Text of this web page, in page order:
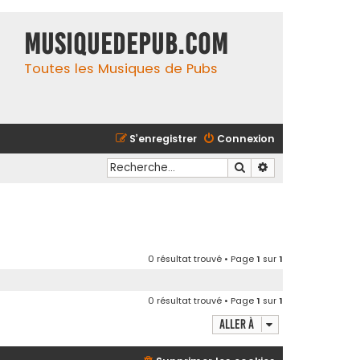
MusiqueDePub.com
Toutes les Musiques de Pubs
Connexion
S’enregistrer
Rechercher
0 résultat trouvé • Page1 sur1
0 résultat trouvé • Page1 sur1
Aller à